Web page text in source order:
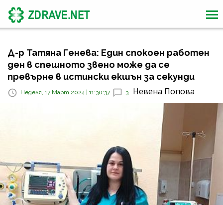
Д-р Татяна Генева: Един спокоен работен
ден в спешното звено може да се
превърне в истински екшън за секунди
Неделя, 17 Март 2024 | 11:30:37 3 Невена Попова